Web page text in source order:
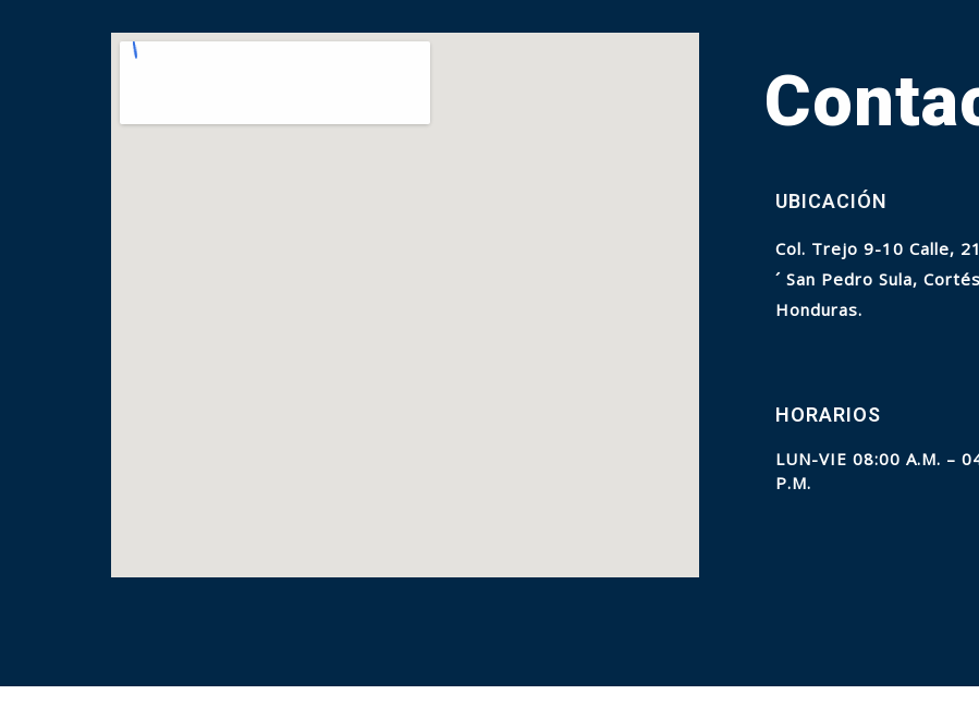
UBICACIÓN
Col. Trejo 9-10 Calle,
´ San Pedro Sula, Cortés
Honduras.
HORARIOS
LUN-VIE 08:00 A.M. –
P.M.